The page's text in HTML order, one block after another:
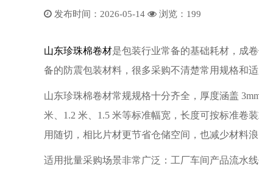
发布时间：2026-05-14 浏览： 199
山东珍珠棉卷材是包装行业常备的基础耗材，成
备的防震包装材料，很多采购不清楚常用规格和
山东珍珠棉卷材常规规格十分齐全，厚度涵盖
米、1.2 米、1.5 米等标准幅宽，长度可按标准卷
用随切，相比片材更节省仓储空间，也减少材料浪
适用批量采购场景非常广泛：工厂车间产品流水